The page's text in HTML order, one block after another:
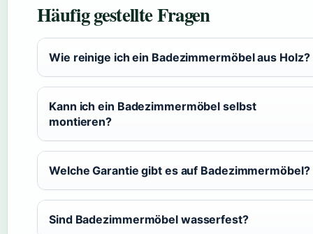
Häufig gestellte Fragen
Wie reinige ich ein Badezimmermöbel aus Holz?
Kann ich ein Badezimmermöbel selbst
montieren?
Welche Garantie gibt es auf Badezimmermöbel?
Sind Badezimmermöbel wasserfest?